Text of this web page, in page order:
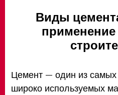
Виды
применение
Цемент — один из
широко используемых